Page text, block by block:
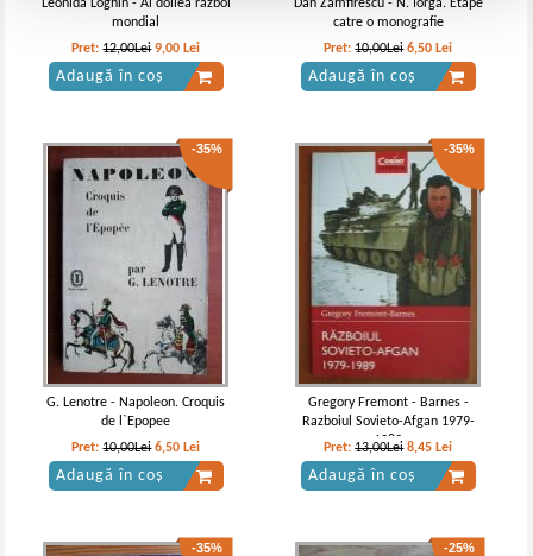
Leonida Loghin - Al doilea razboi
mondial
Pret:12,00Lei 9,00 Lei
Adaugă în coș
Dan Zamfirescu - N. Iorga. Etape
catre o monografie
Pret:10,00Lei 6,50 Lei
Adaugă în coș
-35%
G. Lenotre - Napoleon. Croquis
de l`Epopee
Pret:10,00Lei 6,50 Lei
Adaugă în coș
-35%
Gregory Fremont - Barnes -
Razboiul Sovieto-Afgan 1979-
1989
Pret:13,00Lei 8,45 Lei
Adaugă în coș
-35% -25%